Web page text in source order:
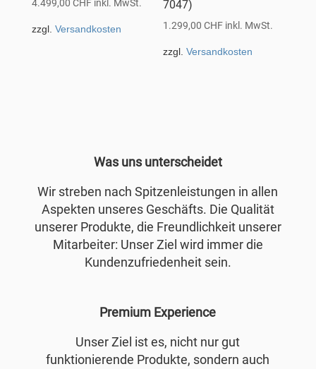
4.499,00 CHF inkl. MwSt.
zzgl. Versandkosten
7047)
1.299,00CHF inkl. MwSt.
zzgl.Versandkosten
Was uns unterscheidet
Wir streben nach Spitzenleistungen in allen
Aspekten unseres Geschäfts. Die Qualität
unserer Produkte, die Freundlichkeit unserer
Mitarbeiter: Unser Ziel wird immer die
Kundenzufriedenheit sein.
Premium Experience
Unser Ziel ist es, nicht nur gut
funktionierende Produkte, sondern auch